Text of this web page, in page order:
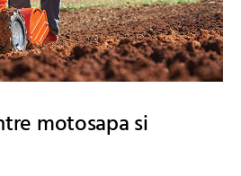
motosapa si